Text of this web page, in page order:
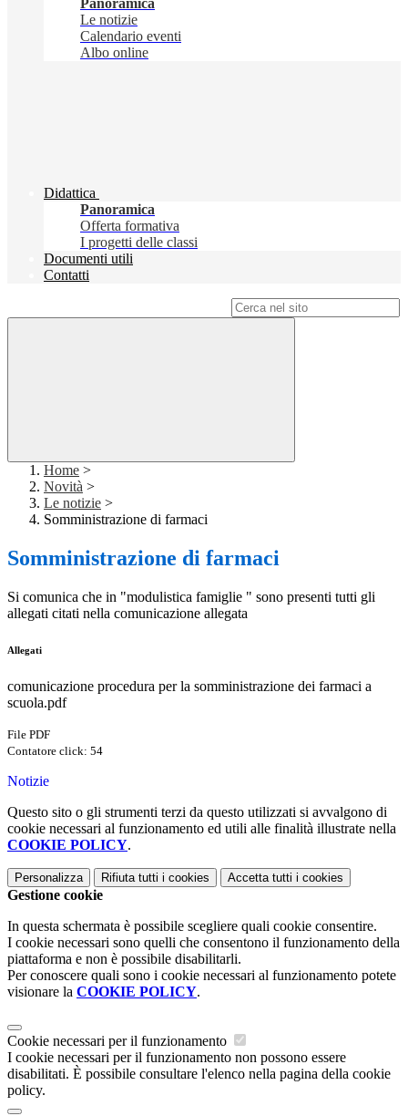
Panoramica
Le notizie
Calendario eventi
Albo online
Didattica
Panoramica
Offerta formativa
I progetti delle classi
Documenti utili
Contatti
Home >
Novità >
Le notizie >
Somministrazione di farmaci
Somministrazione di farmaci
Si comunica che in "modulistica famiglie " sono presenti tutti gli
allegati citati nella comunicazione allegata
Allegati
comunicazione procedura per la somministrazione dei farmaci a
scuola.pdf
File PDF
Contatore click: 54
Notizie
Questo sito o gli strumenti terzi da questo utilizzati si avvalgono di
cookie necessari al funzionamento ed utili alle finalità illustrate nella
COOKIE POLICY.
Personalizza Rifiuta tutti i cookies Accetta tutti i cookies
Gestione cookie
In questa schermata è possibile scegliere quali cookie consentire.
I cookie necessari sono quelli che consentono il funzionamento della
piattaforma e non è possibile disabilitarli.
Per conoscere quali sono i cookie necessari al funzionamento potete
visionare la COOKIE POLICY.
Cookie necessari per il funzionamento
I cookie necessari per il funzionamento non possono essere
disabilitati. È possibile consultare l'elenco nella pagina della cookie
policy.